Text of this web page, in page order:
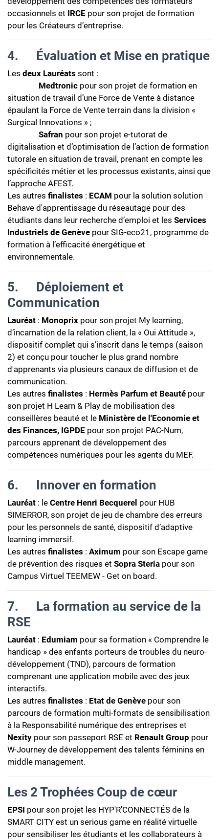
occasionnels et IRCE pour son projet de formation
pour les Créateurs d’entreprise.
4. Évaluation et Mise en pratique
Les deux Lauréats sont :
Medtronic pour son projet de formation en
situation de travail d’une Force de Vente à distance
épaulant la Force de Vente terrain dans la division «
Surgical Innovations » ;
Safran pour son projet e-tutorat de
digitalisation et d’optimisation de l’action de formation
tutorale en situation de travail, prenant en compte les
spécificités métier et les processus existants, ainsi que
l’approche AFEST.
Les autres finalistes : ECAM pour la solution solution
Behave d'apprentissage du réseautage pour des
étudiants dans leur recherche d’emploi et les Services
Industriels de Genève pour SIG-eco21, programme de
formation à l’efficacité énergétique et
environnementale.
5.
Déploiement et
Communication
Lauréat : Monoprix pour son projet My learning,
d’incarnation de la relation client, la « Oui Attitude »,
dispositif complet qui s’inscrit dans le temps (saison
2) et conçu pour toucher le plus grand nombre
d'apprenants via plusieurs canaux de diffusion et de
communication.
Les autres finalistes : Hermès Parfum et Beauté pour
son projet H Learn & Play de mobilisation des
conseillères beauté et le Ministère de l'Economie et
des Finances, IGPDE pour son projet PAC-Num,
parcours apprenant de développement des
compétences numériques pour les agents du MEF.
6. Innover en formation
Lauréat : le Centre Henri Becquerel pour HUB
SIMERROR, son projet de jeu de chambre des erreurs
pour les personnels de santé, dispositif d’adaptive
learning immersif.
Les autres finalistes : Aximum pour son Escape game
de prévention des risques et Sopra Steria pour son
Campus Virtuel TEEMEW - Get on board.
7.
La formation au service de la
RSE
Lauréat : Edumiam pour sa formation « Comprendre le
handicap » des enfants porteurs de troubles du neuro-
développement (TND), parcours de formation
comprenant une application mobile avec des jeux
interactifs.
Les autres finalistes : Etat de Genève pour son
parcours de formation multi-formats de sensibilisation
à la Responsabilité numérique des entreprises et
Nexity pour son passeport RSE et Renault Group pour
W-Journey de développement des talents féminins en
middle management.
Les 2 Trophées Coup de cœur
EPSI pour son projet les HYP'R'CONNECTÉS de la
SMART CITY est un serious game en réalité virtuelle
pour sensibiliser les étudiants et les collaborateurs à